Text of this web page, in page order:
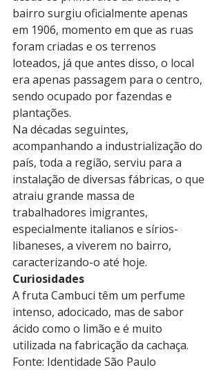
bairro surgiu oficialmente apenas
em 1906‪, momento em que as ruas
foram criadas e os terrenos
loteados, já que antes disso, o local
era apenas passagem para o centro,
sendo ocupado por fazendas e
plantações.
Na décadas seguintes,
acompanhando a industrialização do
país, toda a região, serviu para a
instalação de diversas fábricas, o que
atraiu grande massa de
trabalhadores imigrantes,
especialmente italianos e sírios-
libaneses, a viverem no bairro,
caracterizando-o até hoje.
Curiosidades
A fruta Cambuci têm um perfume
intenso, adocicado, mas de sabor
ácido como o limão e é muito
utilizada na fabricação da cachaça.
Fonte: Identidade São Paulo